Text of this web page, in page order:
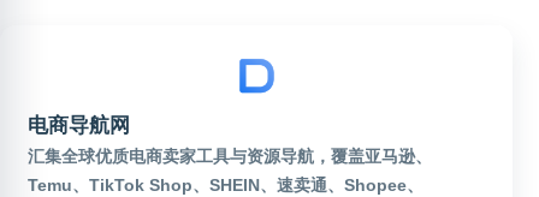
电商导航网
汇集全球优质电商卖家工具与资源导航，覆盖亚马逊、
Temu、TikTok Shop、SHEIN、速卖通、Shopee、